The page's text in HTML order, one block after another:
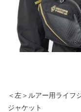
＜左＞ルアー用ライ
ジャケット